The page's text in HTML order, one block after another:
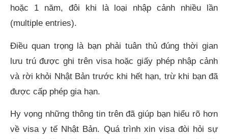
hoặc 1 năm, đôi khi là loại nhập cảnh nhiều lần
(multiple entries).
Điều quan trọng là bạn phải tuân thủ đúng thời gian
lưu trú được ghi trên visa hoặc giấy phép nhập cảnh
và rời khỏi Nhật Bản trước khi hết hạn, trừ khi bạn đã
được cấp phép gia hạn.
Hy vọng những thông tin trên đã giúp bạn hiểu rõ hơn
về visa y tế Nhật Bản. Quá trình xin visa đòi hỏi sự